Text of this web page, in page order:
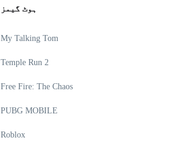
ہوٹ گیمز
My Talking Tom
Temple Run 2
Free Fire: The Chaos
PUBG MOBILE
Roblox